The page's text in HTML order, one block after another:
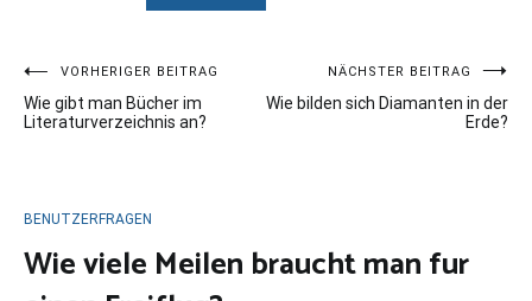
Beitragsnavigation
VORHERIGER BEITRAG
Wie gibt man Bücher im
Literaturverzeichnis an?
NÄCHSTER BEITRAG
Wie bilden sich Diamanten in der
Erde?
BENUTZERFRAGEN
Wie viele Meilen braucht man fur